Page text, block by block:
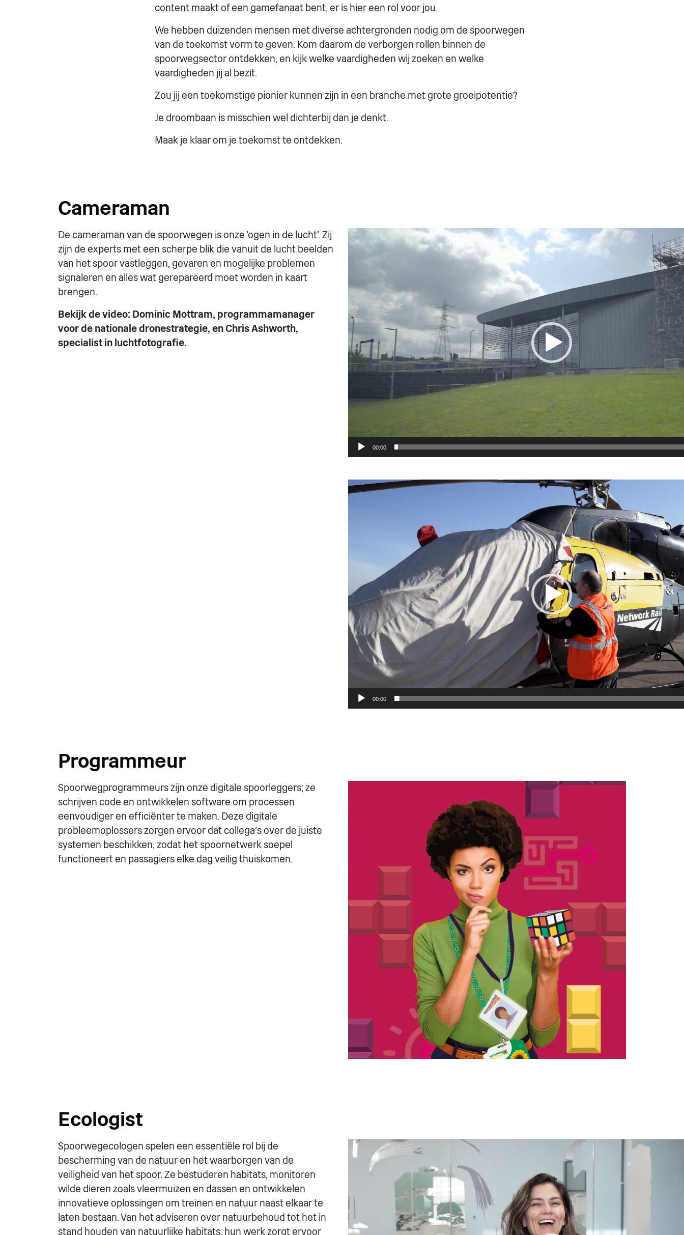
content maakt of een gamefanaat bent, er is hier een rol voor jou.
We hebben duizenden mensen met diverse achtergronden nodig om de spoorwegen
van de toekomst vorm te geven. Kom daarom de verborgen rollen binnen de
spoorwegsector ontdekken, en kijk welke vaardigheden wij zoeken en welke
vaardigheden jij al bezit.
Zou jij een toekomstige pionier kunnen zijn in een branche met grote groeipotentie?
Je droombaan is misschien wel dichterbij dan je denkt.
Maak je klaar om je toekomst te ontdekken.
Cameraman
De cameraman van de spoorwegen is onze 'ogen in de lucht'. Zij
zijn de experts met een scherpe blik die vanuit de lucht beelden
van het spoor vastleggen, gevaren en mogelijke problemen
signaleren en alles wat gerepareerd moet worden in kaart
brengen.
Bekijk de video: Dominic Mottram, programmamanager
voor de nationale dronestrategie, en Chris Ashworth,
specialist in luchtfotografie.
Videospeler
00:00
Videospeler
00:00
Programmeur
Spoorwegprogrammeurs zijn onze digitale spoorleggers; ze
schrijven code en ontwikkelen software om processen
eenvoudiger en efficiënter te maken. Deze digitale
probleemoplossers zorgen ervoor dat collega's over de juiste
systemen beschikken, zodat het spoornetwerk soepel
functioneert en passagiers elke dag veilig thuiskomen.
Ecologist
Spoorwegecologen spelen een essentiële rol bij de
bescherming van de natuur en het waarborgen van de
veiligheid van het spoor. Ze bestuderen habitats, monitoren
wilde dieren zoals vleermuizen en dassen en ontwikkelen
innovatieve oplossingen om treinen en natuur naast elkaar te
laten bestaan. Van het adviseren over natuurbehoud tot het in
stand houden van natuurlijke habitats, hun werk zorgt ervoor
Videospeler